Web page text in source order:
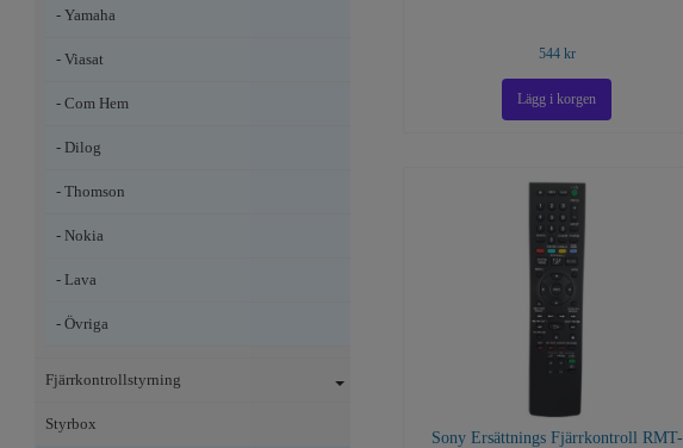
- Yamaha
- Viasat
- Com Hem
- Dilog
- Thomson
- Nokia
- Lava
- Övriga
Fjärrkontrollstyrning
Styrbox
544 kr
Sony Ersättnings Fjärrkontroll RMT-